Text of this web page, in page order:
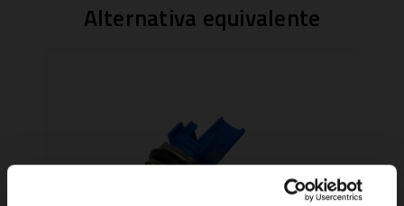
Alternativa equivalente